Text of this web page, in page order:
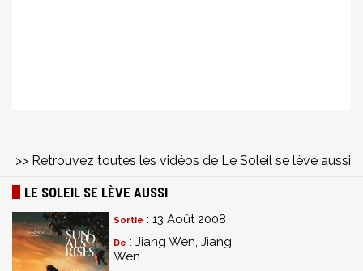
>> Retrouvez toutes les vidéos de Le Soleil se lève aussi
LE SOLEIL SE LÈVE AUSSI
Sortie : 13 Août 2008
De : Jiang Wen, Jiang
Wen